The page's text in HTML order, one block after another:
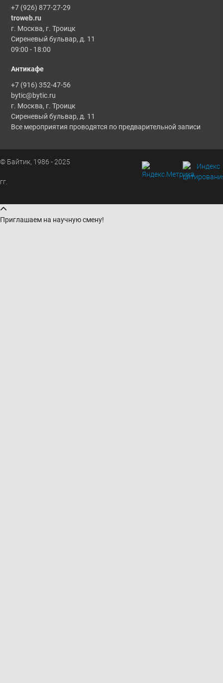
+7 (926) 877-27-29
troweb.ru
г. Москва, г. Троицк
Сиреневый бульвар, д. 11
09:00 - 18:00
Антикафе
+7 (916) 352-47-56
bytic@bytic.ru
г. Москва, г. Троицк
Сиреневый бульвар, д. 11
Все мероприятия проводятся по предварительной записи
© Байтик, 1986 - 2025
гг.
Приглашаем на научную смену!